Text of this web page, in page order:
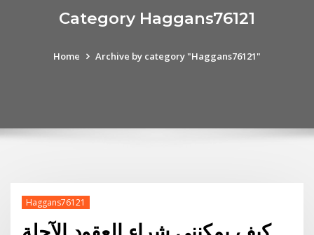
Category Haggans76121
Home Archive by category "Haggans76121"
Haggans76121